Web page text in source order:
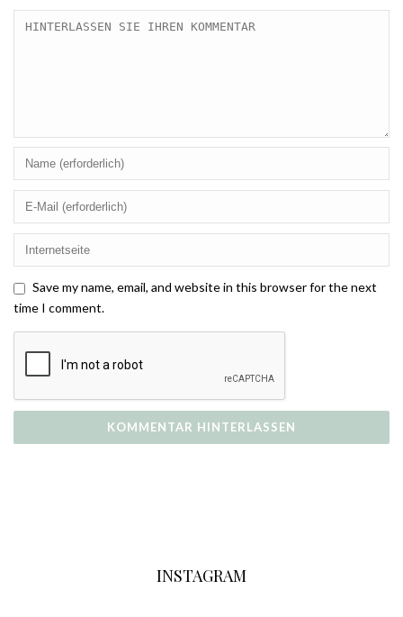
Save my name, email, and website in this browser for the next
time I comment.
INSTAGRAM